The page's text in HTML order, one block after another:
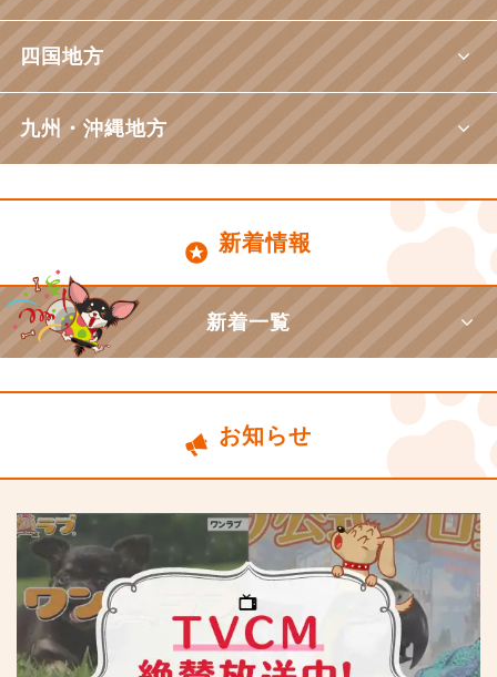
四国地方
九州・沖縄地方
新着情報
新着一覧
お知らせ